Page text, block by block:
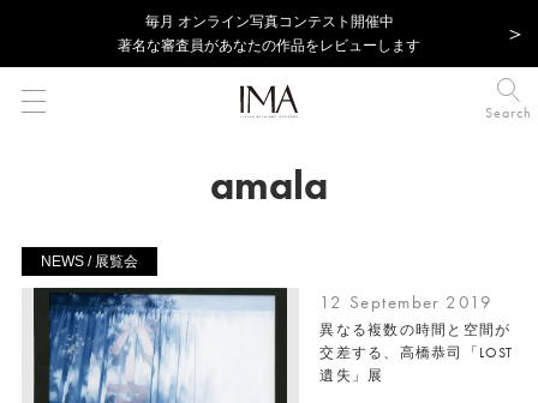
毎⽉ オンライン写真コンテスト開催中
著名な審査員があなたの作品をレビューします
Search
amala
NEWS / 展覧会
12 September 2019
異なる複数の時間と空間が
交差する、高橋恭司「LOST
遺失」展